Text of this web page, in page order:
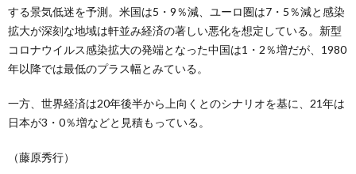
する景気低迷を予測。米国は5・9％減、ユーロ圏は7・5％減と感染
拡大が深刻な地域は軒並み経済の著しい悪化を想定している。新型
コロナウイルス感染拡大の発端となった中国は1・2％増だが、1980
年以降では最低のプラス幅とみている。
一方、世界経済は20年後半から上向くとのシナリオを基に、21年は
日本が3・0％増などと見積もっている。
（藤原秀行）